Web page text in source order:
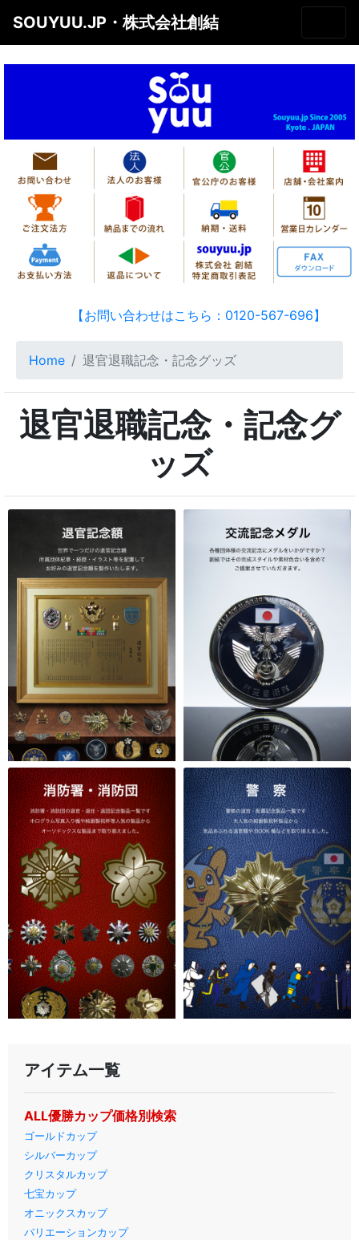
SOUYUU.JP・株式会社創結
【お問い合わせはこちら：0120-567-696】
Home 退官退職記念・記念グッズ
退官退職記念・記念グ
ッズ
アイテム一覧
ALL優勝カップ価格別検索
ゴールドカップ
シルバーカップ
クリスタルカップ
七宝カップ
オニックスカップ
バリエーションカップ